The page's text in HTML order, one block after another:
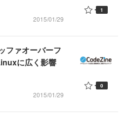
2015/01/29
1
ファオーバーフ
に広く影響
2015/01/29
0